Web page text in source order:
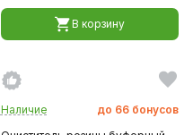
В корзину
Наличие до 66 бонусов